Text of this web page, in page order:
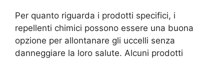
Per quanto riguarda i prodotti specifici, i
repellenti chimici possono essere una buona
opzione per allontanare gli uccelli senza
danneggiare la loro salute. Alcuni prodotti